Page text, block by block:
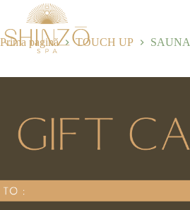
60,00lei
Prima pagină TOUCH UP SAUNA